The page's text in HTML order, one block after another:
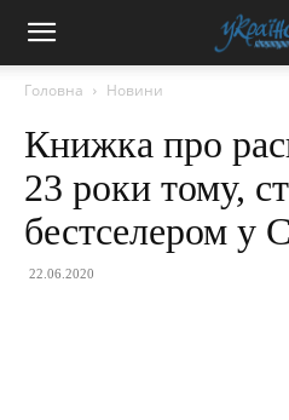
Головна Новини
Книжка про
23 роки тому,
бестселером
22.06.2020